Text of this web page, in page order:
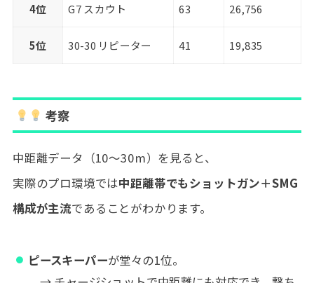
4位 G7 スカウト 63 26,756
5位 30-30 リピーター 41 19,835
考察
中距離データ（10〜30m）を見ると、
実際のプロ環境では中距離帯でもショットガン＋SMG
構成が主流であることがわかります。
ピースキーパーが堂々の1位。